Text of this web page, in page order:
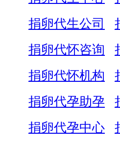
捐卵代生公司
捐卵代怀咨询
捐卵代怀机构
捐卵代孕助孕
捐卵代孕中心